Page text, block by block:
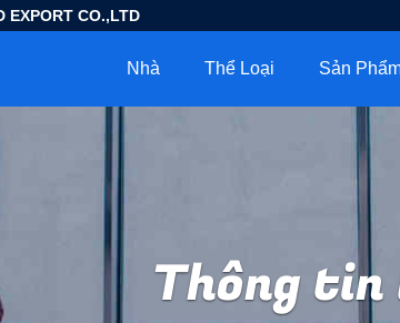
EXPORT CO.,LTD
Nhà Thể Loại Sản
Thông tin